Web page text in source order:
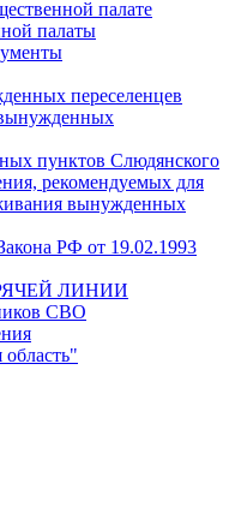
палате
палаты
переселенцев
пунктов Слюдянского
рекомендуемых для
вынужденных
РФ от 19.02.1993
ЛИНИИ
СВО